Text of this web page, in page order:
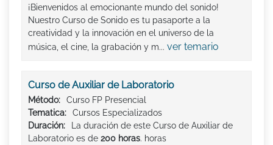
¡Bienvenidos al emocionante mundo del sonido!
Nuestro Curso de Sonido es tu pasaporte a la
creatividad y la innovación en el universo de la
música, el cine, la grabación y m... ver temario
Curso de Auxiliar de Laboratorio
Método:
Curso FP Presencial
Tematica:
Cursos Especializados
Duración:
La duración de este Curso de Auxiliar de
Laboratorio es de 200 horas. horas